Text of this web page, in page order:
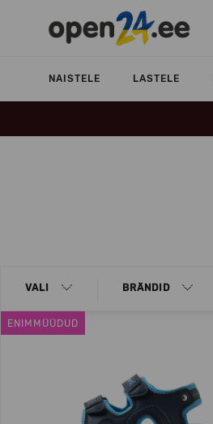
NAISTELE LASTELE
VALI BRÄNDID
ENIMMÜÜDUD